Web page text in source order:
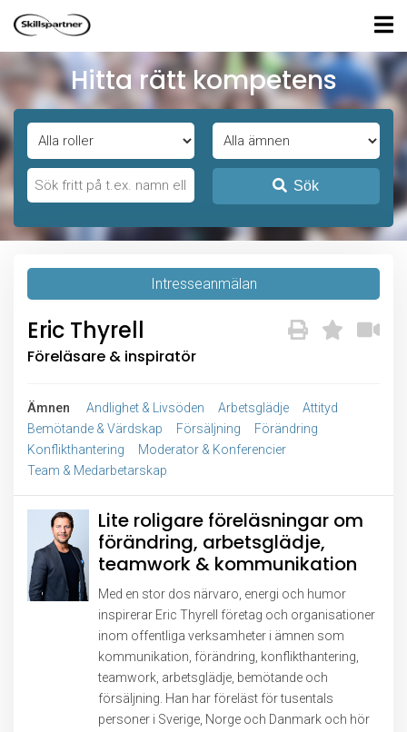
Hitta rätt kompetens
Sök
Intresseanmälan
Eric Thyrell
Föreläsare & inspiratör
Ämnen Andlighet & Livsöden Arbetsglädje
Attityd
Bemötande & Värdskap
Försäljning
Förändring
Konflikthantering
Moderator & Konferencier
Team & Medarbetarskap
Lite roligare föreläsningar om
förändring, arbetsglädje,
teamwork & kommunikation
Med en stor dos närvaro, energi och humor
inspirerar Eric Thyrell företag och organisationer
inom offentliga verksamheter i ämnen som
kommunikation, förändring, konflikthantering,
teamwork, arbetsglädje, bemötande och
försäljning. Han har föreläst för tusentals
personer i Sverige, Norge och Danmark och hör